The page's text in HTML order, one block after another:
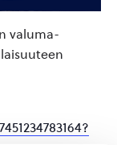
valuma-